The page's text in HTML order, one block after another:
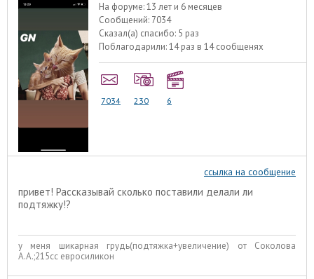
На форуме:13 лет и 6 месяцев
Сообщений: 7034
Сказал(а) спасибо: 5 раз
Поблагодарили:14 раз в 14 сообщенях
7034 230 6
ссылка на сообщение
привет! Рассказывай сколько поставили делали ли
подтяжку!?
у меня шикарная грудь(подтяжка+увеличение) от Соколова
А.А.;215сс евросиликон